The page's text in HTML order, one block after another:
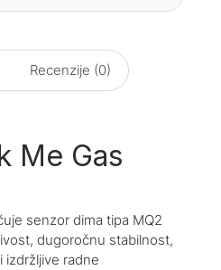
Recenzije (0)
Me Gas
senzor dima tipa MQ2
dugoročnu stabilnost,
izdržljive radne